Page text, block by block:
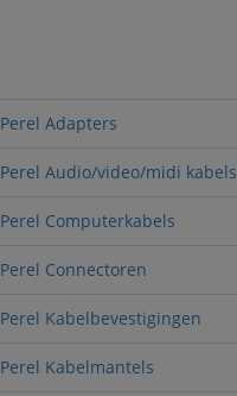
Perel Adapters
Perel Audio/video/midi kabels
Perel Computerkabels
Perel Connectoren
Perel Kabelbevestigingen
Perel Kabelmantels